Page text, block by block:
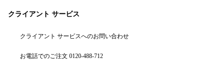
クライアント サービス
クライアント サービスへのお問い合わせ
お電話でのご注文 0120-488-712